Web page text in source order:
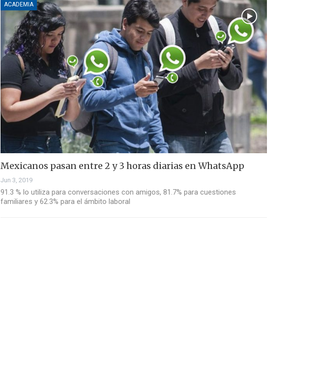
ACADEMIA
Mexicanos pasan entre 2 y 3 horas diarias en WhatsApp
Jun 3, 2019
91.3 % lo utiliza para conversaciones con amigos, 81.7% para cuestiones
familiares y 62.3% para el ámbito laboral